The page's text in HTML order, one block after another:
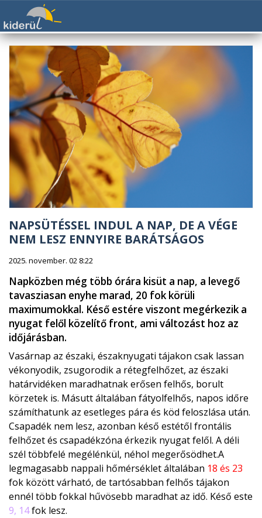
NAPSÜTÉSSEL INDUL A NAP, DE A VÉGE
NEM LESZ ENNYIRE BARÁTSÁGOS
2025. november. 02 8:22
Napközben még több órára kisüt a nap, a levegő
tavasziasan enyhe marad, 20 fok körüli
maximumokkal. Késő estére viszont megérkezik a
nyugat felől közelítő front, ami változást hoz az
időjárásban.
Vasárnap az északi, északnyugati tájakon csak lassan
vékonyodik, zsugorodik a rétegfelhőzet, az északi
határvidéken maradhatnak erősen felhős, borult
körzetek is. Másutt általában fátyolfelhős, napos időre
számíthatunk az esetleges pára és köd feloszlása után.
Csapadék nem lesz, azonban késő estétől frontális
felhőzet és csapadékzóna érkezik nyugat felől. A déli
szél többfelé megélénkül, néhol megerősödhet.A
legmagasabb nappali hőmérséklet általában 18 és 23
fok között várható, de tartósabban felhős tájakon
ennél több fokkal hűvösebb maradhat az idő. Késő este
9, 14fok lesz.